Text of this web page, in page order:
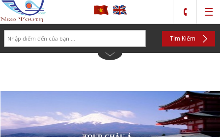
Tìm Kiếm